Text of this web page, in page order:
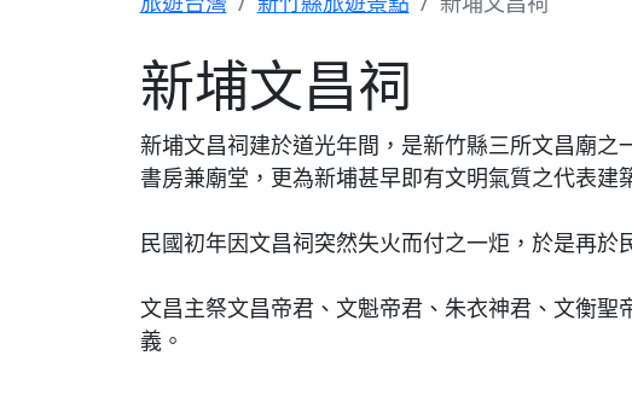
新埔文昌祠
新埔文昌祠建於道光年間，是新竹縣三所文昌廟之
書房兼廟堂，更為新埔甚早即有文明氣質之代表建
民國初年因文昌祠突然失火而付之一炬，於是再於
文昌主祭文昌帝君、文魁帝君、朱衣神君、文衡聖
義。